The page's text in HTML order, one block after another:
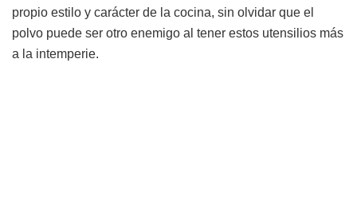
propio estilo y carácter de la cocina, sin olvidar que el
polvo puede ser otro enemigo al tener estos utensilios más
a la intemperie.